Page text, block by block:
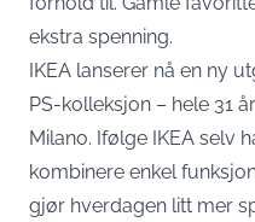
ekstra spenning.
IKEA lanserer nå en ny
PS-kolleksjon – hele 31
Milano. Ifølge IKEA selv
kombinere enkel
gjør hverdagen litt mer